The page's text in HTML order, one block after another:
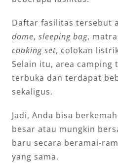
Daftar fasilitas tersebut
dome, sleeping bag,
cooking set, colokan
Selain itu, area camping
terbuka dan terdapat
sekaligus.
Jadi, Anda bisa
besar atau mungkin
baru secara beramai-
yang sama.